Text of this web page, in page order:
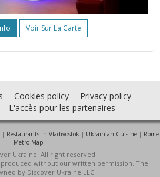
Voir Sur La Carte
Cookies policy
Privacy policy
L'accès pour les partenaires
| Restaurants in Vladivostok | Ukrainian Cuisine | Rome
Metro Map
Ukraine. All right reserved.
without our written permission. The
by Discover Ukraine LLC.